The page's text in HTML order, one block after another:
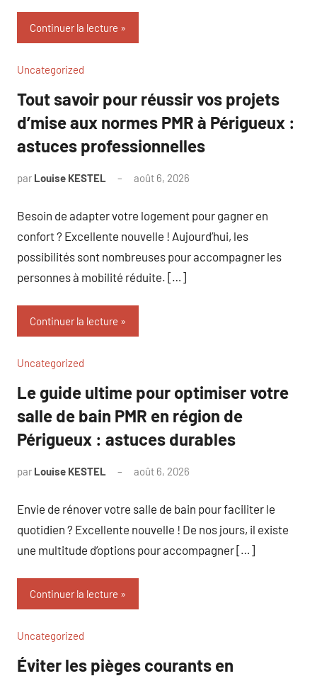
Continuer la lecture
Uncategorized
Tout savoir pour réussir vos projets
d’mise aux normes PMR à Périgueux :
astuces professionnelles
par Louise KESTEL août 6, 2026
Besoin de adapter votre logement pour gagner en
confort ? Excellente nouvelle ! Aujourd’hui, les
possibilités sont nombreuses pour accompagner les
personnes à mobilité réduite. […]
Continuer la lecture
Uncategorized
Le guide ultime pour optimiser votre
salle de bain PMR en région de
Périgueux : astuces durables
par Louise KESTEL août 6, 2026
Envie de rénover votre salle de bain pour faciliter le
quotidien ? Excellente nouvelle ! De nos jours, il existe
une multitude d’options pour accompagner […]
Continuer la lecture
Uncategorized
Éviter les pièges courants en